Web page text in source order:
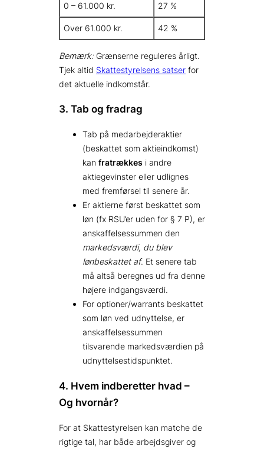
0 – 61.000 kr. 27 %
Over 61.000 kr. 42 %
Bemærk:Grænserne reguleres årligt.
Tjek altid Skattestyrelsens satser for
det aktuelle indkomstår.
3. Tab og fradrag
Tab på medarbejderaktier
(beskattet som aktieindkomst)
kan fratrækkes i andre
aktiegevinster eller udlignes
med fremførsel til senere år.
Er aktierne først beskattet som
løn (fx RSU’er uden for § 7 P), er
anskaffelsessummen den
markedsværdi, du blev
lønbeskattet af. Et senere tab
må altså beregnes ud fra denne
højere indgangsværdi.
For optioner/warrants beskattet
som løn ved udnyttelse, er
anskaffelsessummen
tilsvarende markedsværdien på
udnyttelsestidspunktet.
4. Hvem indberetter hvad –
Og hvornår?
For at Skattestyrelsen kan matche de
rigtige tal, har både arbejdsgiver og